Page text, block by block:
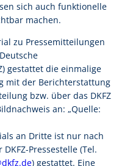
sich auch funktionelle
machen.
zu Pressemitteilungen
gestattet die einmalige
mit der Berichterstattung
bzw. über das DKFZ
an: „Quelle:
an Dritte ist nur nach
Pressestelle (Tel.
) gestattet. Eine